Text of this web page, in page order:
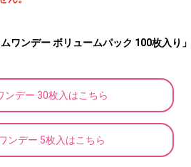
ワンデー ボリュームパック 100枚入り」
ンデー 30枚入はこちら
ンデー 5枚入はこちら